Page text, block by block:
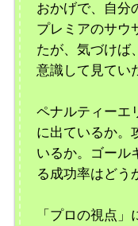
おかげで、自分
プレミアのサウ
たが、気づけば
意識して見てい
ペナルティーエ
に出ているか。
いるか。ゴール
る成功率はどう
「プロの視点